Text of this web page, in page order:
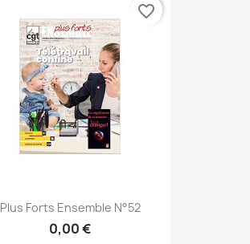
Plus Forts Ensemble N°52
0,00 €
favorite_border